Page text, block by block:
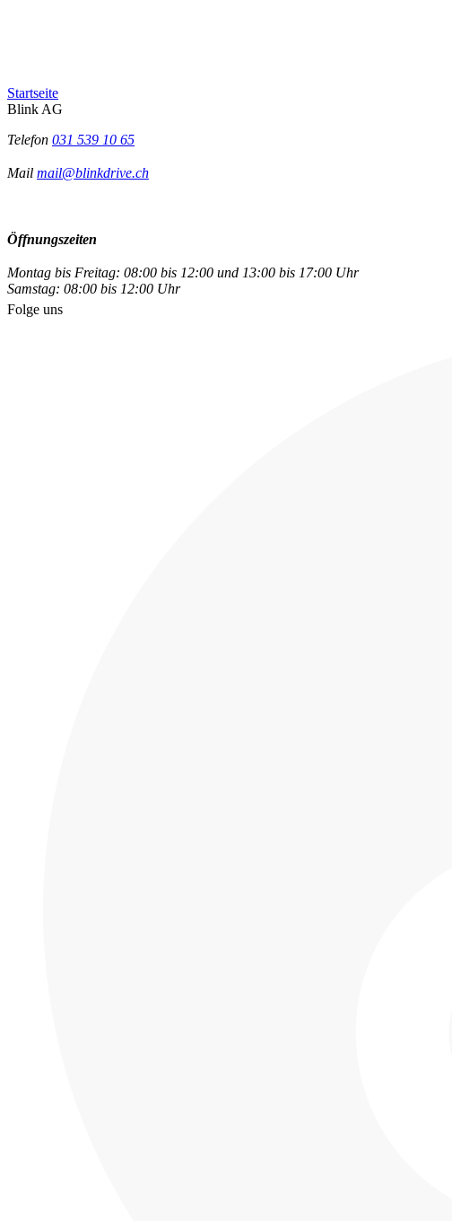
Startseite
Blink AG
Telefon 031 539 10 65
Mail mail@blinkdrive.ch
Öffnungszeiten
Montag bis Freitag: 08:00 bis 12:00 und 13:00 bis 17:00 Uhr
Samstag: 08:00 bis 12:00 Uhr
Folge uns